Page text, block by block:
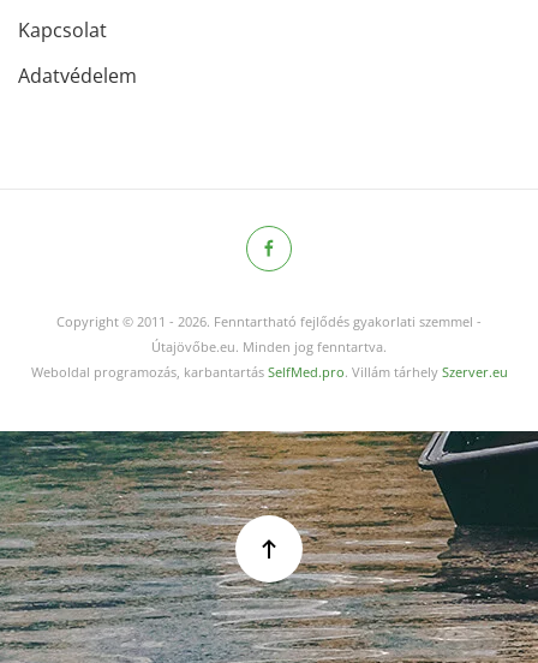
Kapcsolat
Adatvédelem
Copyright © 2011 - 2026. Fenntartható fejlődés gyakorlati szemmel -
Útajövőbe.eu. Minden jog fenntartva.
Weboldal programozás, karbantartás SelfMed.pro. Villám tárhely Szerver.eu